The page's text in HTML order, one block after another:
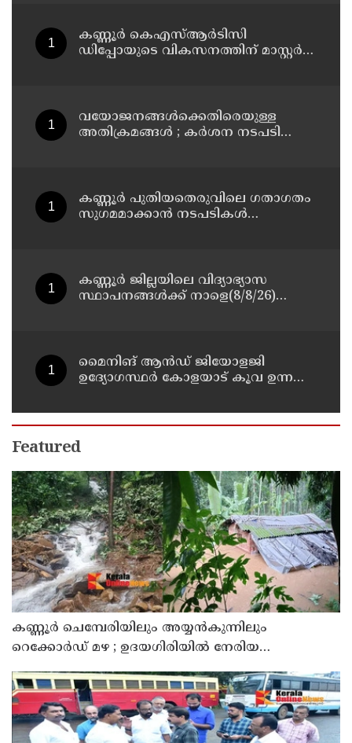
കണ്ണൂർ കെഎസ്ആർടിസി
ഡിപ്പോയുടെ വികസനത്തിന് മാസ്റ്റർ
വയോജനങ്ങൾക്കെതിരെയുള്ള
അതിക്രമങ്ങൾ ; കർശന നടപടി
കണ്ണൂർ പുതിയതെരുവിലെ ഗതാഗതം
സുഗമമാക്കാന്‍ നടപടികള്‍
കണ്ണൂർ ജില്ലയിലെ വിദ്യാഭ്യാസ
സ്ഥാപനങ്ങള്‍ക്ക് നാളെ(8/8/26)
മൈനിങ് ആൻഡ്​ ജിയോളജി
ഉദ്യോഗസ്ഥർ കോളയാട് കൂവ ഉന്നതി
Featured
കണ്ണൂർ ചെമ്പേരിയിലും അയ്യൻകുന്നിലും
റെക്കോർഡ് മഴ ; ഉദയഗിരിയിൽ നേരിയ